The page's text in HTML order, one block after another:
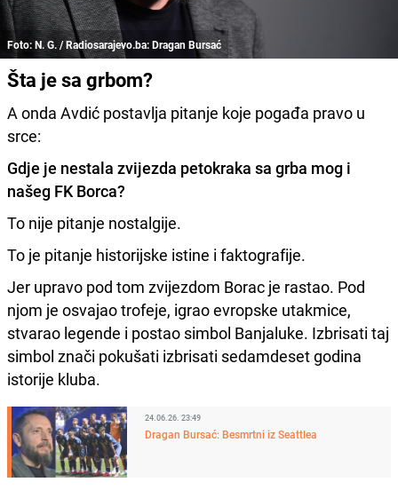
Foto: N. G. / Radiosarajevo.ba: Dragan Bursać
Šta je sa grbom?
A onda Avdić postavlja pitanje koje pogađa pravo u
srce:
Gdje je nestala zvijezda petokraka sa grba mog i
našeg FK Borca?
To nije pitanje nostalgije.
To je pitanje historijske istine i faktografije.
Jer upravo pod tom zvijezdom Borac je rastao. Pod
njom je osvajao trofeje, igrao evropske utakmice,
stvarao legende i postao simbol Banjaluke. Izbrisati taj
simbol znači pokušati izbrisati sedamdeset godina
istorije kluba.
24.06.26. 23:49
Dragan Bursać: Besmrtni iz Seattlea